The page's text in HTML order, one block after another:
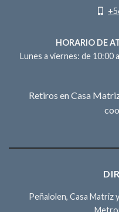
HORARIO DE
Lunes a viernes: de 10:00
Retiros en Casa
Peñalolen, Casa Matriz